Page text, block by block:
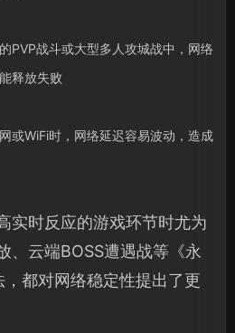
PVP战斗或大型多人攻城战中，网络
释放失败
或WiFi时，网络延迟容易波动，造成
实时反应的游戏环节时尤为
、云端BOSS遭遇战等《永
都对网络稳定性提出了更